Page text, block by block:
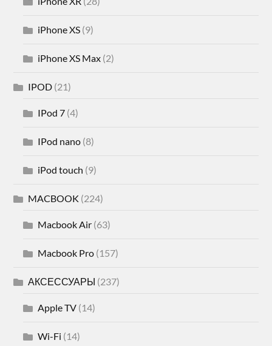
iPhone XS (9)
iPhone XS Max (2)
IPOD (21)
IPod 7 (4)
IPod nano (8)
iPod touch (9)
MACBOOK (224)
Macbook Air (63)
Macbook Pro (157)
АКСЕССУАРЫ (237)
Apple TV (14)
Wi-Fi (14)